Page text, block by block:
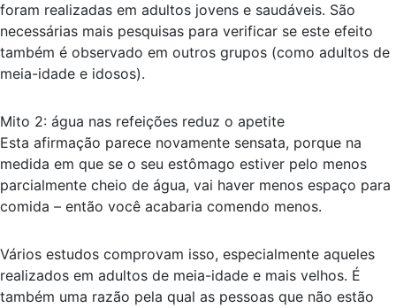
foram realizadas em adultos jovens e saudáveis. São
necessárias mais pesquisas para verificar se este efeito
também é observado em outros grupos (como adultos de
meia-idade e idosos).
Mito 2: água nas refeições reduz o apetite
Esta afirmação parece novamente sensata, porque na
medida em que se o seu estômago estiver pelo menos
parcialmente cheio de água, vai haver menos espaço para
comida – então você acabaria comendo menos.
Vários estudos comprovam isso, especialmente aqueles
realizados em adultos de meia-idade e mais velhos. É
também uma razão pela qual as pessoas que não estão